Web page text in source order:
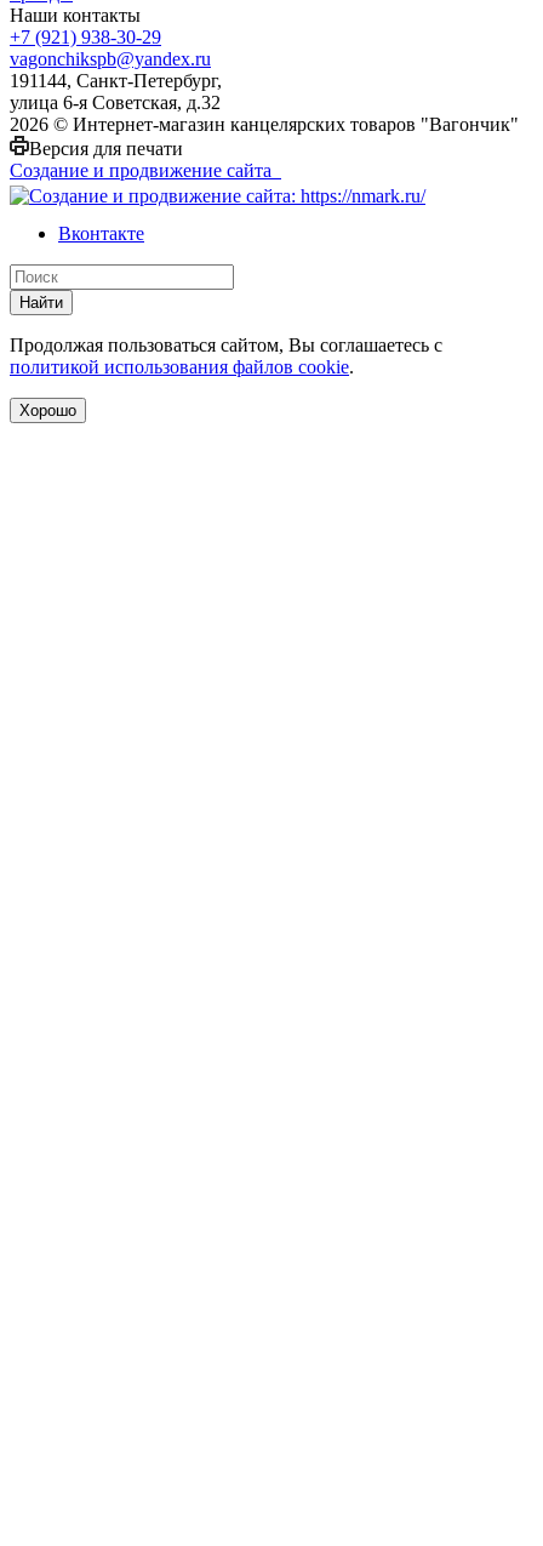
Наши контакты
+7 (921) 938-30-29
vagonchikspb@yandex.ru
191144, Санкт-Петербург,
улица 6-я Советская, д.32
2026 © Интернет-магазин канцелярских товаров "Вагончик"
Версия для печати
Создание и продвижение сайта
Вконтакте
Найти
Продолжая пользоваться сайтом, Вы соглашаетесь с
политикой использования файлов cookie.
Хорошо